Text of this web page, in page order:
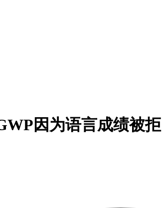
因为语言成绩被